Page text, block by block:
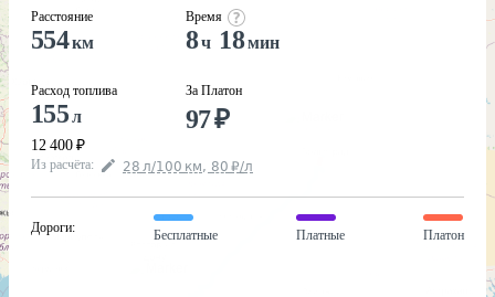
Расстояние
554км
Расход топлива
155л
12 400 ₽
Время
8ч 18мин
За Платон
97₽
Из расчёта: 28 л/100 км, 80 ₽/л
Дороги:
Бесплатные Платные Платон